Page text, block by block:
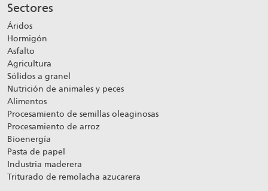
Sectores
Áridos
Hormigón
Asfalto
Agricultura
Sólidos a granel
Nutrición de animales y peces
Alimentos
Procesamiento de semillas oleaginosas
Procesamiento de arroz
Bioenergía
Pasta de papel
Industria maderera
Triturado de remolacha azucarera